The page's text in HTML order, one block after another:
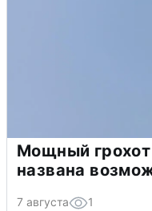
Мощный
названа
7 августа 1